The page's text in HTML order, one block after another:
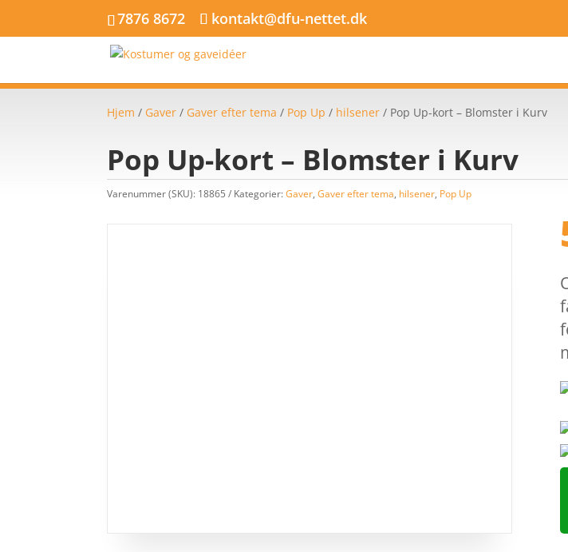
7876 8672 kontakt@dfu-nettet.dk
Hjem / Gaver / Gaver efter tema / Pop Up / hilsener / Pop Up-kort – Blomster i Kurv
Pop Up-kort – Blomster i Kurv
Varenummer (SKU): 18865 Kategorier:Gaver,Gaver efter tema, hilsener, Pop Up